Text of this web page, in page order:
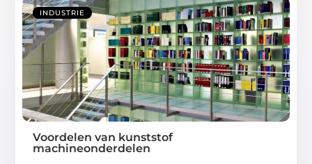
INDUSTRIE
Voordelen van kunststof
machineonderdelen